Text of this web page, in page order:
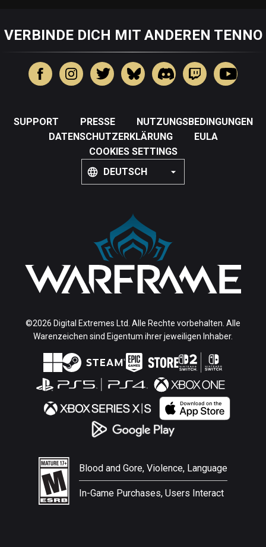
VERBINDE DICH MIT ANDEREN TENNO
SUPPORT PRESSE
NUTZUNGSBEDINGUNGEN
DATENSCHUTZERKLÄRUNG
EULA
COOKIES SETTINGS
DEUTSCH
©2026 Digital Extremes Ltd. Alle Rechte vorbehalten. Alle
Warenzeichen sind Eigentum ihrer jeweiligen Inhaber.
Blood and Gore, Violence, Language
In-Game Purchases, Users Interact